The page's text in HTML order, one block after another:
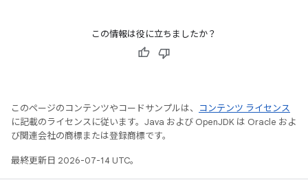
この情報は役に立ちましたか？
このページのコンテンツやコードサンプルは、
コンテンツ ライセンス
に記載のライセンスに従います。Java および OpenJDK は Oracle およ
び関連会社の商標または登録商標です。
最終更新日 2026-07-14 UTC。